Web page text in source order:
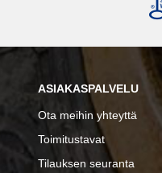
ASIAKASPALVELU
Ota meihin yhteyttä
Toimitustavat
Tilauksen seuranta